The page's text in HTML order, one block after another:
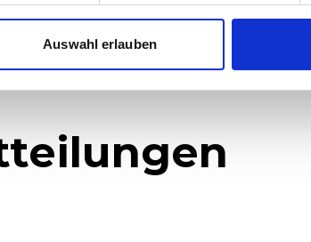
Auswahl erlauben